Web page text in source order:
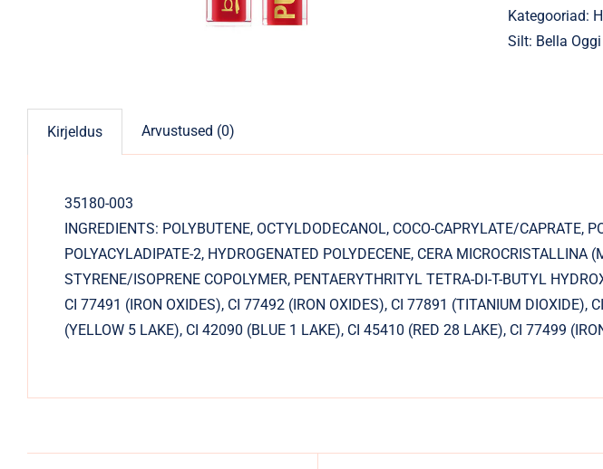
kogus
Kategooriad:
Silt: Bella Oggi
Kirjeldus Arvustused (0)
35180-003
INGREDIENTS: POLYBUTENE, OCTYLDODECANOL, COCO-CAPRYLATE/CAPRATE,
POLYACYLADIPATE-2, HYDROGENATED POLYDECENE, CERA
STYRENE/ISOPRENE COPOLYMER, PENTAERYTHRITYL TETRA-DI-T-BUTYL
CI 77491 (IRON OXIDES), CI 77492 (IRON OXIDES), CI 77891 (TITANIUM
(YELLOW 5 LAKE), CI 42090 (BLUE 1 LAKE), CI 45410 (RED 28 LAKE), CI 77499